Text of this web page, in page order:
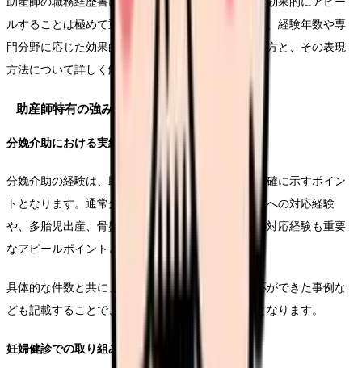
ルすることは極めて重要です。このセクションでは、経験年数や専
門分野に応じた効果的なアピールポイントの見つけ方と、その表現
方法について詳しく解説します。
助産師特有の強みの見つけ方
分娩介助における実績
分娩介助の経験は、助産師としての専門性を最も明確に示すポイン
トとなります。通常分娩だけでなく、緊急帝王切開への対応経験
や、多胎児出産、骨盤位分娩などの特殊な症例への対応経験も重要
なアピールポイントとなります。
具体的な件数と共に、母児の安全確保や円滑な対応ができた事例な
ども記載することで、より説得力のあるアピールとなります。
妊婦健診での取り組み